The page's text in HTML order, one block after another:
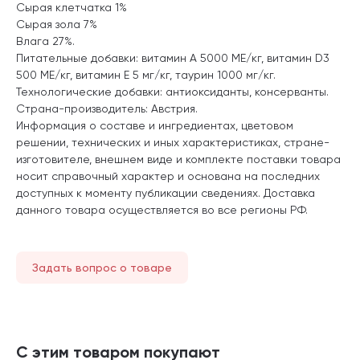
Сырая клетчатка 1%
Сырая зола 7%
Влага 27%.
Питательные добавки: витамин А 5000 ME/кг, витамин D3
500 ME/кг, витамин Е 5 мг/кг, таурин 1000 мг/кг.
Технологические добавки: антиоксиданты, консерванты.
Страна-производитель: Австрия.
Информация о составе и ингредиентах, цветовом
решении, технических и иных характеристиках, стране-
изготовителе, внешнем виде и комплекте поставки товара
носит справочный характер и основана на последних
доступных к моменту публикации сведениях. Доставка
данного товара осуществляется во все регионы РФ.
Задать вопрос о товаре
С этим товаром покупают